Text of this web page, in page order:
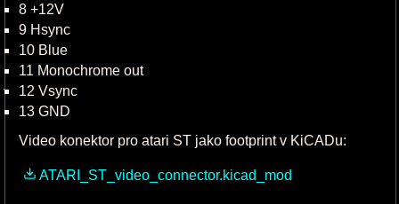
8 +12V
9 Hsync
10 Blue
11 Monochrome out
12 Vsync
13 GND
Video konektor pro atari ST jako footprint v KiCADu:
ATARI_ST_video_connector.kicad_mod